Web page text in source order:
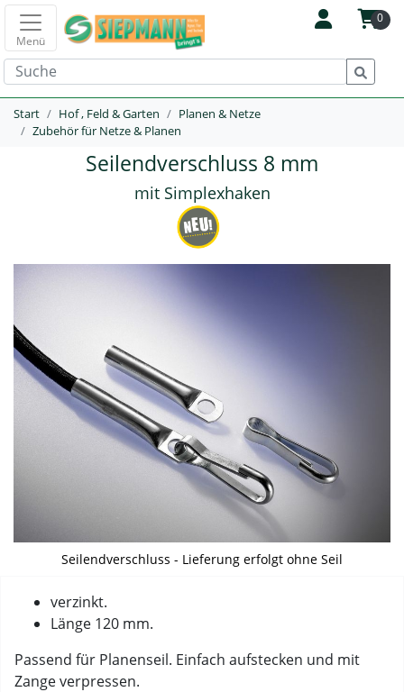
0
Menü
Start Hof , Feld & Garten
Planen & Netze
Zubehör für Netze & Planen
Seilendverschluss 8 mm
mit Simplexhaken
Seilendverschluss - Lieferung erfolgt ohne Seil
verzinkt.
Länge 120 mm.
Passend für Planenseil. Einfach aufstecken und mit
Zange verpressen.